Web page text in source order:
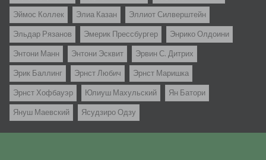
Эймос Коллек Элиа Казан Эллиот Силверштейн
Эльдар Рязанов Эмерик Прессбургер Энрико Олдоини
Энтони Манн Энтони Эсквит Эрвин С. Дитрих
Эрик Баллинг Эрнст Любич Эрнст Маришка
Эрнст Хофбауэр Юлиуш Махульский Ян Батори
Януш Маевский Ясудзиро Одзу